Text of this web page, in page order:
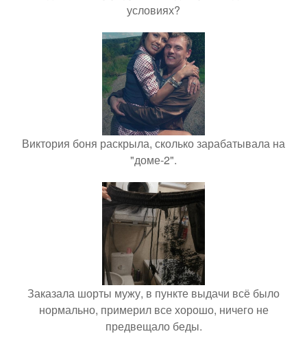
условиях?
Виктория боня раскрыла, сколько зарабатывала на
"доме-2".
Заказала шорты мужу, в пункте выдачи всё было
нормально, примерил все хорошо, ничего не
предвещало беды.